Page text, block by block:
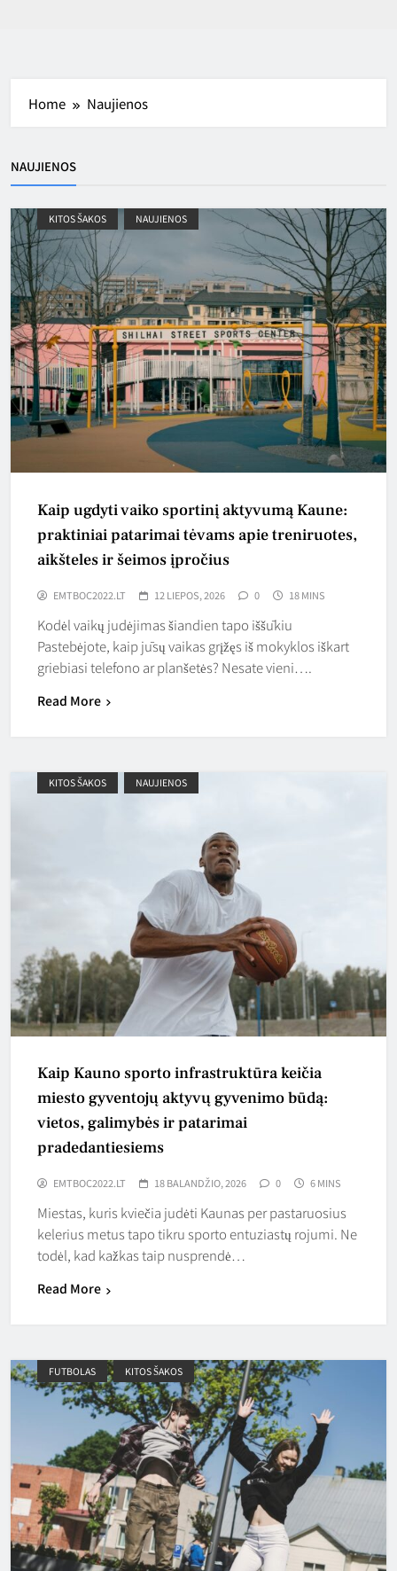
Home Naujienos
NAUJIENOS
KITOS ŠAKOS NAUJIENOS
Kaip ugdyti vaiko sportinį aktyvumą Kaune:
praktiniai patarimai tėvams apie treniruotes,
aikšteles ir šeimos įpročius
EMTBOC2022.LT 12 LIEPOS, 2026 0 18 MINS
Kodėl vaikų judėjimas šiandien tapo iššūkiu
Pastebėjote, kaip jūsų vaikas grįžęs iš mokyklos iškart
griebiasi telefono ar planšetės? Nesate vieni….
Read More
KITOS ŠAKOS NAUJIENOS
Kaip Kauno sporto infrastruktūra keičia
miesto gyventojų aktyvų gyvenimo būdą:
vietos, galimybės ir patarimai
pradedantiesiems
EMTBOC2022.LT 18 BALANDŽIO, 2026 0 6 MINS
Miestas, kuris kviečia judėti Kaunas per pastaruosius
kelerius metus tapo tikru sporto entuziastų rojumi. Ne
todėl, kad kažkas taip nusprendė…
Read More
FUTBOLAS KITOS ŠAKOS